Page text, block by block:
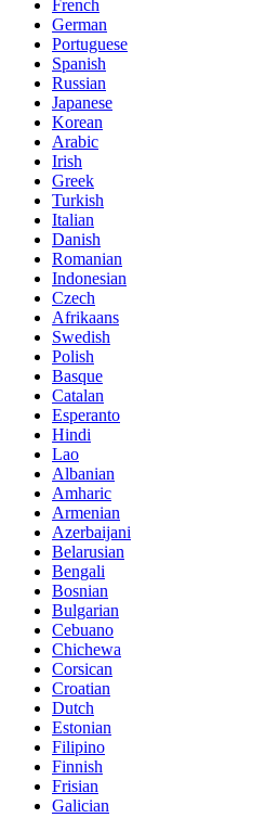
French
German
Portuguese
Spanish
Russian
Japanese
Korean
Arabic
Irish
Greek
Turkish
Italian
Danish
Romanian
Indonesian
Czech
Afrikaans
Swedish
Polish
Basque
Catalan
Esperanto
Hindi
Lao
Albanian
Amharic
Armenian
Azerbaijani
Belarusian
Bengali
Bosnian
Bulgarian
Cebuano
Chichewa
Corsican
Croatian
Dutch
Estonian
Filipino
Finnish
Frisian
Galician